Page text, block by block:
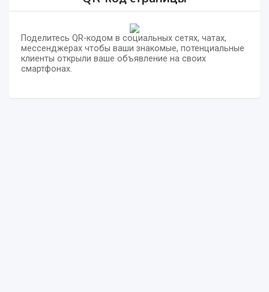
Поделитесь QR-кодом в социальных сетях, чатах,
мессенджерах чтобы ваши знакомые, потенциальные
клиенты открыли ваше объявление на своих
смартфонах.